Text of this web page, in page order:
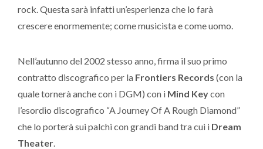
rock. Questa sarà infatti un’esperienza che lo farà
crescere enormemente; come musicista e come uomo.
Nell’autunno del 2002 stesso anno, firma il suo primo
contratto discografico per la Frontiers Records (con la
quale tornerà anche con i DGM) con i Mind Keycon
l’esordio discografico “A Journey Of A Rough Diamond”
che lo porterà sui palchi con grandi band tra cui i Dream
Theater